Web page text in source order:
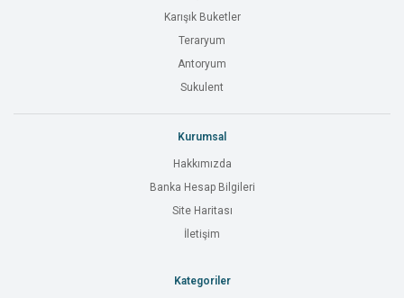
Karışık Buketler
Teraryum
Antoryum
Sukulent
Kurumsal
Hakkımızda
Banka Hesap Bilgileri
Site Haritası
İletişim
Kategoriler